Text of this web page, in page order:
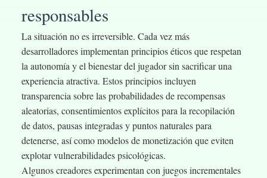
responsables
La situación no es irreversible. Cada vez más
desarrolladores implementan principios éticos que respetan
la autonomía y el bienestar del jugador sin sacrificar una
experiencia atractiva. Estos principios incluyen
transparencia sobre las probabilidades de recompensas
aleatorias, consentimientos explícitos para la recopilación
de datos, pausas integradas y puntos naturales para
detenerse, así como modelos de monetización que eviten
explotar vulnerabilidades psicológicas.
Algunos creadores experimentan con juegos incrementales